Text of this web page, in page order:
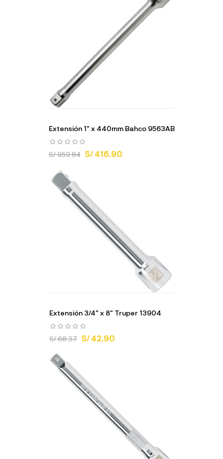
Extensión 1" x 440mm Bahco 9563AB
S/ 959.84 S/ 416.90
Extensión 3/4" x 8" Truper 13904
S/ 68.37 S/ 42.90